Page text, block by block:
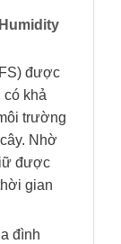
được
có khả
trường
Nhờ
được
gian
đình